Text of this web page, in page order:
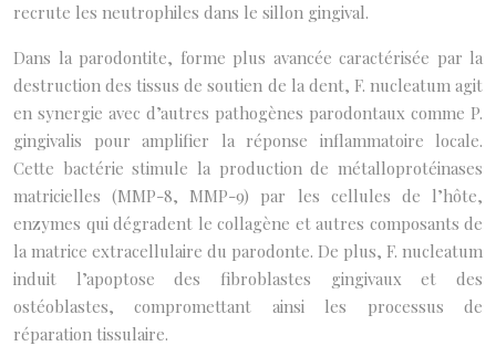
recrute les neutrophiles dans le sillon gingival.
Dans la parodontite, forme plus avancée caractérisée par la
destruction des tissus de soutien de la dent, F. nucleatum agit
en synergie avec d’autres pathogènes parodontaux comme P.
gingivalis pour amplifier la réponse inflammatoire locale.
Cette bactérie stimule la production de métalloprotéinases
matricielles (MMP-8, MMP-9) par les cellules de l’hôte,
enzymes qui dégradent le collagène et autres composants de
la matrice extracellulaire du parodonte. De plus, F. nucleatum
induit l’apoptose des fibroblastes gingivaux et des
ostéoblastes, compromettant ainsi les processus de
réparation tissulaire.